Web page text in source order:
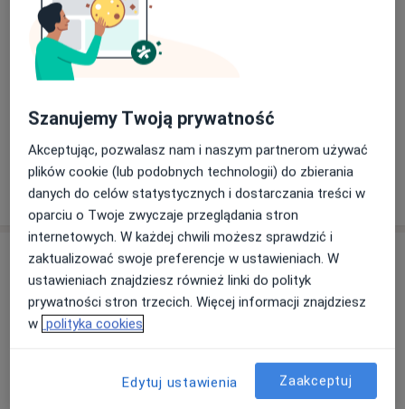
metod terapii zespołu jelita nadwrażliwego; licznych
kursach i konferencjach krajowych i
międzynarodowych. Od wielu lat wykonuje badania
ultrasonograficzne jamy brzusznej a także badania
pokarmowego. Przez dwa lata prowadziła także z
internetową dla pacjentów z chorobami przewodu
pokarmowego.
Dodatkową, nie mniej ważną dziedziną zainteresowań
jest dietetyka i żywienie kliniczne. Doświadczenia w
tym zakresie zdobywała na licznych szkoleniach i
kursach krajowych i zagranicznych (m. in. w USA – w
Johns Hopkins University of Baltimore). Ukończyła
również międzynarodowy kurs SCOPE prowadzony
przez Founding and European SCOPE, dotyczący roli
poglądowych i przeglądowych oraz rozdziałów w
Zobacz galerię (71)
Pokaż więcejo doświadczeniu
Usługi i ceny
Konsultacja gastrologiczna
Od 110 zł Szczegóły Umów wizytę
W jaki sposób ustalane są ceny?
Szanujemy Twoją prywatność
Akceptując, pozwalasz nam i naszym partnerom używać
plików cookie (lub podobnych technologii) do zbierania
danych do celów statystycznych i dostarczania treści w
oparciu o Twoje zwyczaje przeglądania stron
internetowych. W każdej chwili możesz sprawdzić i
zaktualizować swoje preferencje w ustawieniach. W
ustawieniach znajdziesz również linki do polityk
prywatności stron trzecich. Więcej informacji znajdziesz
w polityka cookies
Edytuj ustawienia Zaakceptuj